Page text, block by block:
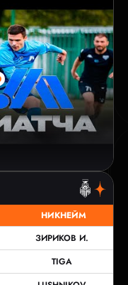
НИКНЕЙМ
ЗИРИКОВ И.
TIGA